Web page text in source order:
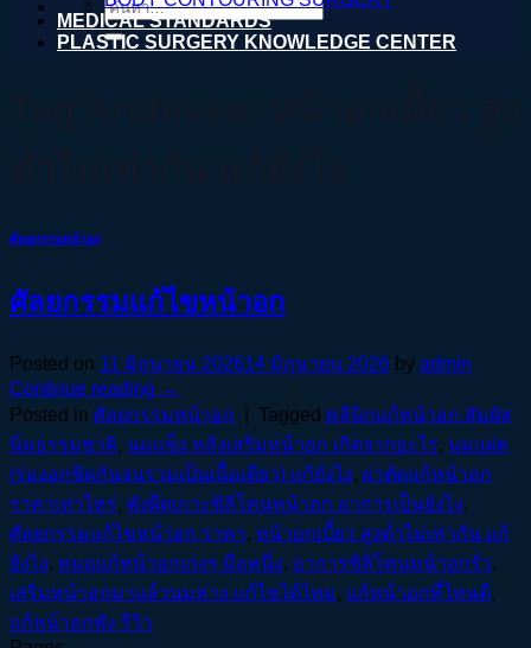
ค้นหา:
MEDICAL STANDARDS
PLASTIC SURGERY KNOWLEDGE CENTER
ศัลยกรรมหน้าอก
ศัลยกรรมแก้ไขหน้าอก
Posted on 11 มิถุนายน 202614 มิถุนายน 2026 by admin
Continue reading →
Posted in ศัลยกรรมหน้าอก Tagged คลินิกแก้หน้าอก สัมผัส
นิ่มธรรมชาติ, นมแข็ง หลังเสริมหน้าอก เกิดจากอะไร, นมแฝด
(ร่องอกชิดกันจนรวมเป็นเนื้อเดียว) แก้ยังไง, ผ่าตัดแก้หน้าอก
ราคาเท่าไหร่, พังผืดเกาะซิลิโคนหน้าอก อาการเป็นยังไง,
ศัลยกรรมแก้ไขหน้าอก ราคา, หน้าอกเบี้ยว สูงต่ำไม่เท่ากัน แก้
ยังไง, หมอแก้หน้าอกเก่งๆ มือหนึ่ง, อาการซิลิโคนหน้าอกรั่ว,
เสริมหน้าอกมาแล้วนมห่าง แก้ไขได้ไหม, แก้หน้าอกที่ไหนดี,
แก้หน้าอกพัง รีวิว